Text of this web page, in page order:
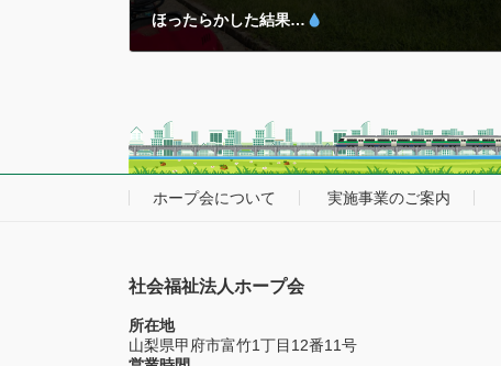
ほったらかした結果…
たらかし温泉
」ならぬ…ホープの『ほったらかし菜園
』が大変なことに…
気がつくとそこは一面の
「名もなき植物」 […]
ホープ会について 実施事業のご案内
社会福祉法人ホープ会
所在地
山梨県甲府市富竹1丁目12番11号